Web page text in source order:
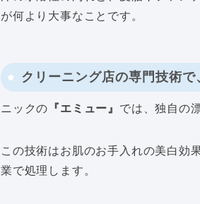
が何より大事なことです。
クリーニング店の専門技術で
ニックの 『エミュー』 では、独自の
この技術はお肌のお手入れの美白効
業で処理します。